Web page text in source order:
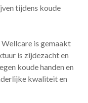
tijdens koude
is gemaakt
is zijdezacht en
koude handen en
kwaliteit en